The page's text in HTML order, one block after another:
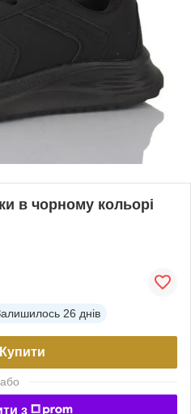
в чорному кольорі
26 днів
Купити
або
з